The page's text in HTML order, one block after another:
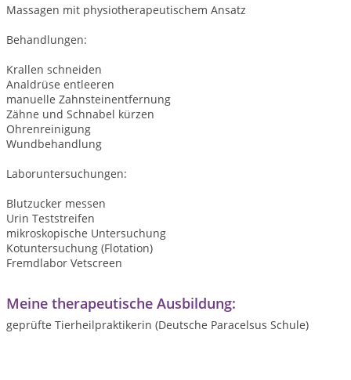
Massagen mit physiotherapeutischem Ansatz
Behandlungen:
Krallen schneiden
Analdrüse entleeren
manuelle Zahnsteinentfernung
Zähne und Schnabel kürzen
Ohrenreinigung
Wundbehandlung
Laboruntersuchungen:
Blutzucker messen
Urin Teststreifen
mikroskopische Untersuchung
Kotuntersuchung (Flotation)
Fremdlabor Vetscreen
Meine therapeutische Ausbildung:
geprüfte Tierheilpraktikerin (Deutsche Paracelsus Schule)